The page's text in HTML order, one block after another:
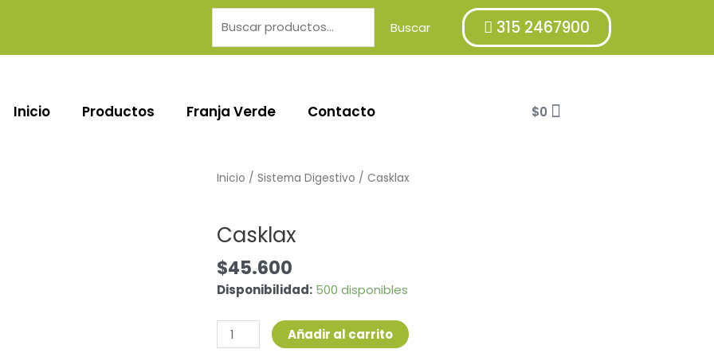
por:
Buscar 315 2467900
Inicio Productos Franja Verde Contacto $0
Inicio / Sistema Digestivo / Casklax
Casklax
$45.600
Disponibilidad: 500 disponibles
Casklax
Añadir al carrito